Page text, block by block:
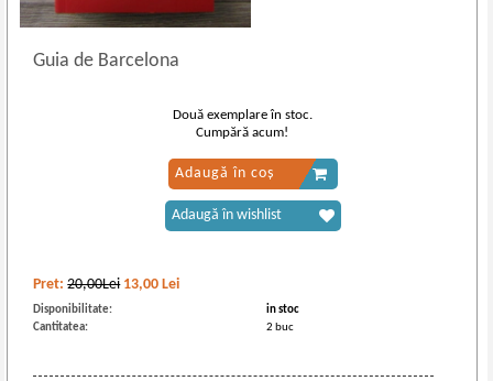
Guia de Barcelona
Pret:20,00Lei 13,00 Lei
Disponibilitate:
in stoc
Cantitatea:
2 buc
Două exemplare în stoc.
Cumpără acum!
Adaugă în coș
Adaugă în wishlist